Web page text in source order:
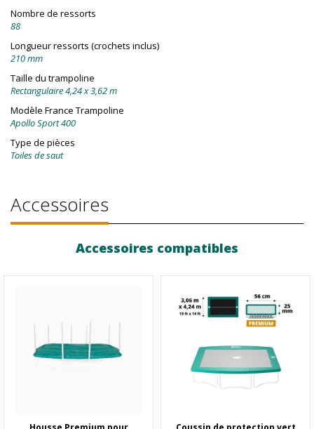
Nombre de ressorts
88
Longueur ressorts (crochets inclus)
210 mm
Taille du trampoline
Rectangulaire 4,24 x 3,62 m
Modèle France Trampoline
Apollo Sport 400
Type de pièces
Toiles de saut
Accessoires
Accessoires compatibles